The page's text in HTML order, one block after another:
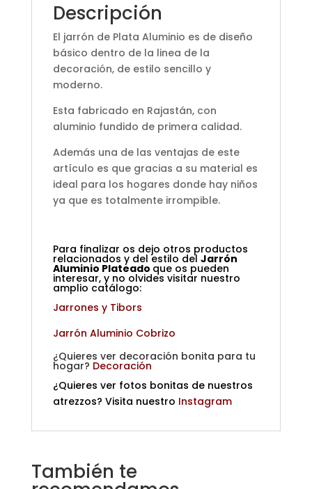
Descripción
El jarrón de Plata Aluminio es de diseño
básico dentro de la linea de la
decoración, de estilo sencillo y
moderno.
Esta fabricado en Rajastán, con
aluminio fundido de primera calidad.
Además una de las ventajas de este
artículo es que gracias a su material es
ideal para los hogares donde hay niños
ya que es totalmente irrompible.
Para finalizar os dejo otros productos
relacionados y del estilo del Jarrón
Aluminio Plateado que os pueden
interesar, y no olvides visitar nuestro
amplio catálogo:
Jarrones y Tibors
Jarrón Aluminio Cobrizo
¿Quieres ver decoración bonita para tu
hogar? Decoración
¿Quieres ver fotos bonitas de nuestros
atrezzos? Visita nuestro Instagram
También te